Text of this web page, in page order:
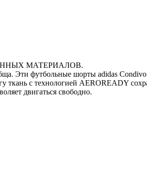
МАТЕРИАЛОВ.
Эти футбольные шорты adidas
ткань с технологией AEROREADY
двигаться свободно.